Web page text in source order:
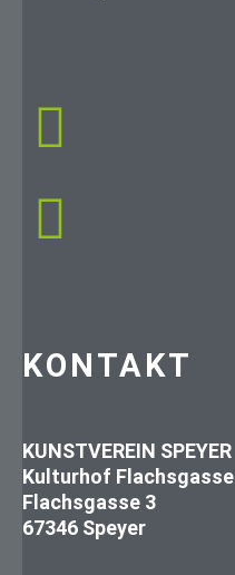
KONTAKT
KUNSTVEREIN SPEYER
Kulturhof Flachsgasse
Flachsgasse 3
67346 Speyer